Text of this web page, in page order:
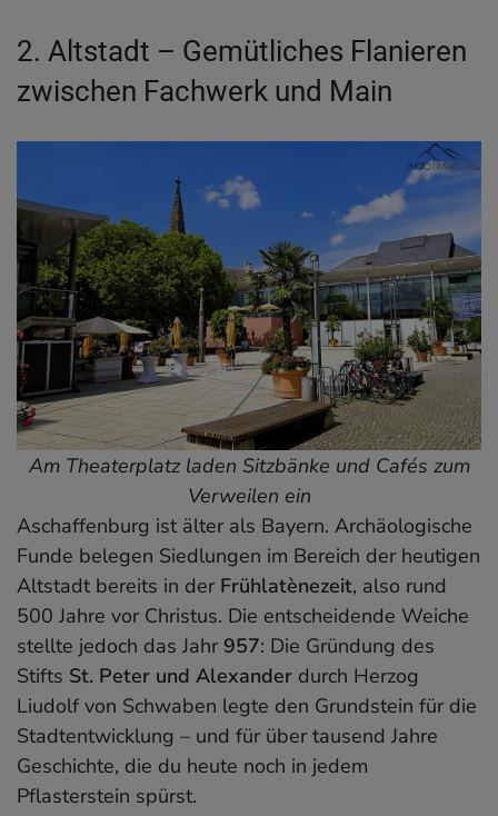
2. Altstadt – Gemütliches Flanieren
zwischen Fachwerk und Main
Am Theaterplatz laden Sitzbänke und Cafés zum
Verweilen ein
Aschaffenburg ist älter als Bayern. Archäologische
Funde belegen Siedlungen im Bereich der heutigen
Altstadt bereits in der Frühlatènezeit, also rund
500 Jahre vor Christus. Die entscheidende Weiche
stellte jedoch das Jahr 957: Die Gründung des
Stifts St. Peter und Alexander durch Herzog
Liudolf von Schwaben legte den Grundstein für die
Stadtentwicklung – und für über tausend Jahre
Geschichte, die du heute noch in jedem
Pflasterstein spürst.